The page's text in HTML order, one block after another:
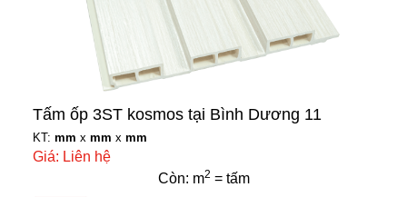
Tấm ốp 3ST kosmos tại Bình Dương 11
KT: mm x mm x mm
Giá: Liên hệ
Còn: m2 = tấm